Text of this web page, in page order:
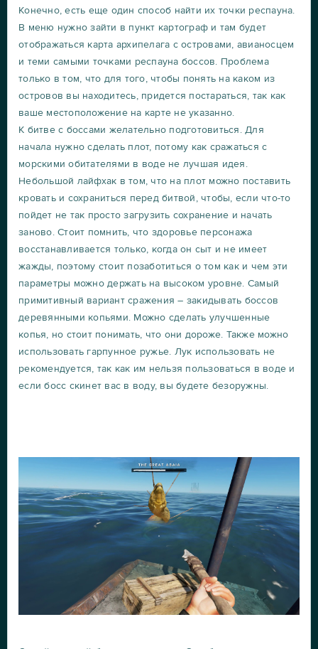
Конечно, есть еще один способ найти их точки респауна.
В меню нужно зайти в пункт картограф и там будет
отображаться карта архипелага с островами, авианосцем
и теми самыми точками респауна боссов. Проблема
только в том, что для того, чтобы понять на каком из
островов вы находитесь, придется постараться, так как
ваше местоположение на карте не указанно.
К битве с боссами желательно подготовиться. Для
начала нужно сделать плот, потому как сражаться с
морскими обитателями в воде не лучшая идея.
Небольшой лайфхак в том, что на плот можно поставить
кровать и сохраниться перед битвой, чтобы, если что-то
пойдет не так просто загрузить сохранение и начать
заново. Стоит помнить, что здоровье персонажа
восстанавливается только, когда он сыт и не имеет
жажды, поэтому стоит позаботиться о том как и чем эти
параметры можно держать на высоком уровне. Самый
примитивный вариант сражения – закидывать боссов
деревянными копьями. Можно сделать улучшенные
копья, но стоит понимать, что они дороже. Также можно
использовать гарпунное ружье. Лук использовать не
рекомендуется, так как им нельзя пользоваться в воде и
если босс скинет вас в воду, вы будете безоружны.